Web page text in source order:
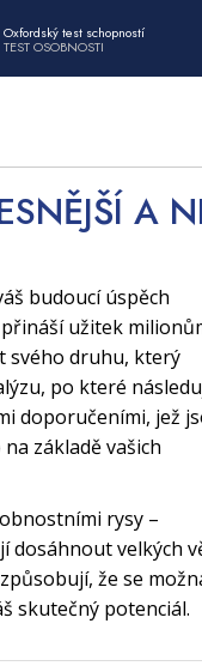
Oxfordský test schopností
TEST OSOBNOSTI
A
budoucí úspěch
užitek
svého druhu, který
po které
doporučeními, jež
základě vašich
rysy –
dosáhnout velkých
že se
skutečný potenciál.